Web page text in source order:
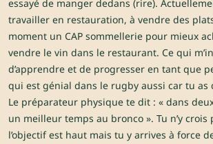
essayé de manger dedans (rire).
travailler en restauration, à vendre des
moment un CAP sommellerie pour mieux
vendre le vin dans le restaurant. Ce qui
d’apprendre et de progresser en tant que
qui est génial dans le rugby aussi car tu as
Le préparateur physique te dit : « dans
un meilleur temps au bronco ». Tu n’y
l’objectif est haut mais tu y arrives à force